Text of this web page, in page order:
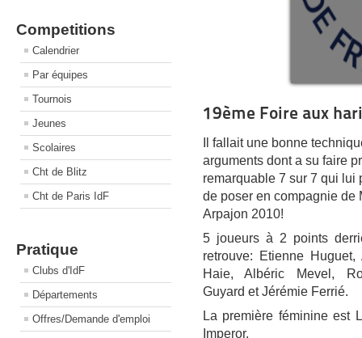
Competitions
Calendrier
Par équipes
Tournois
Jeunes
Scolaires
Cht de Blitz
Cht de Paris IdF
Pratique
Clubs d'IdF
Départements
Offres/Demande d'emploi
19ème Foire aux
Il fallait une bonne
arguments dont a su faire
remarquable 7 sur 7 qui lui
de poser en compagnie de
Arpajon 2010!
5 joueurs à 2 points
retrouve: Etienne Huguet,
Haie, Albéric Mevel,
Guyard et Jérémie Ferrié.
La première féminine est
Imperor.